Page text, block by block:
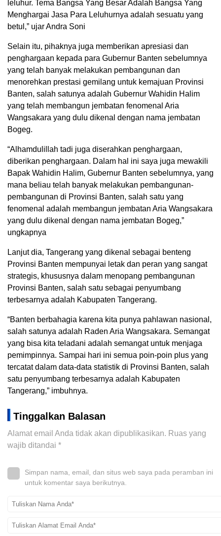
leluhur. Tema Bangsa Yang Besar Adalah Bangsa Yang
Menghargai Jasa Para Leluhurnya adalah sesuatu yang
betul,” ujar Andra Soni
Selain itu, pihaknya juga memberikan apresiasi dan
penghargaan kepada para Gubernur Banten sebelumnya
yang telah banyak melakukan pembangunan dan
menorehkan prestasi gemilang untuk kemajuan Provinsi
Banten, salah satunya adalah Gubernur Wahidin Halim
yang telah membangun jembatan fenomenal Aria
Wangsakara yang dulu dikenal dengan nama jembatan
Bogeg.
“Alhamdulillah tadi juga diserahkan penghargaan,
diberikan penghargaan. Dalam hal ini saya juga mewakili
Bapak Wahidin Halim, Gubernur Banten sebelumnya, yang
mana beliau telah banyak melakukan pembangunan-
pembangunan di Provinsi Banten, salah satu yang
fenomenal adalah membangun jembatan Aria Wangsakara
yang dulu dikenal dengan nama jembatan Bogeg,”
ungkapnya
Lanjut dia, Tangerang yang dikenal sebagai benteng
Provinsi Banten mempunyai letak dan peran yang sangat
strategis, khususnya dalam menopang pembangunan
Provinsi Banten, salah satu sebagai penyumbang
terbesarnya adalah Kabupaten Tangerang.
“Banten berbahagia karena kita punya pahlawan nasional,
salah satunya adalah Raden Aria Wangsakara. Semangat
yang bisa kita teladani adalah semangat untuk menjaga
pemimpinnya. Sampai hari ini semua poin-poin plus yang
tercatat dalam data-data statistik di Provinsi Banten, salah
satu penyumbang terbesarnya adalah Kabupaten
Tangerang,” imbuhnya.
Tinggalkan Balasan
Alamat email Anda tidak akan dipublikasikan. Ruas yang
wajib ditandai *
Simpan nama, email, dan situs web saya pada peramban ini
untuk komentar saya berikutnya.